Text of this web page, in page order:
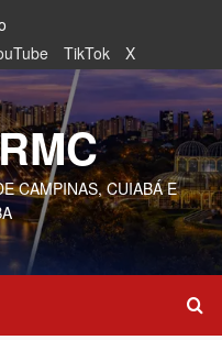
TikTok X
CAMPINAS, CUIABÁ E